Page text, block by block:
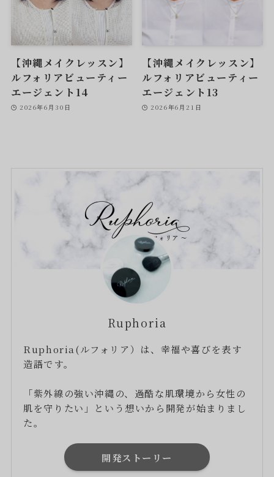
【沖縄メイクレッスン】
ルフォリアビューティー
エージェント14
2026年6月30日
【沖縄メイクレッスン】
ルフォリアビューティー
エージェント13
2026年6月21日
Ruphoria
Ruphoria(ルフォリア）は、幸福や喜びを表す
造語です。
「紫外線の強い沖縄の、過酷な肌環境から女性の
肌を守りたい」という想いから開発が始まりまし
た。
開発ストーリー